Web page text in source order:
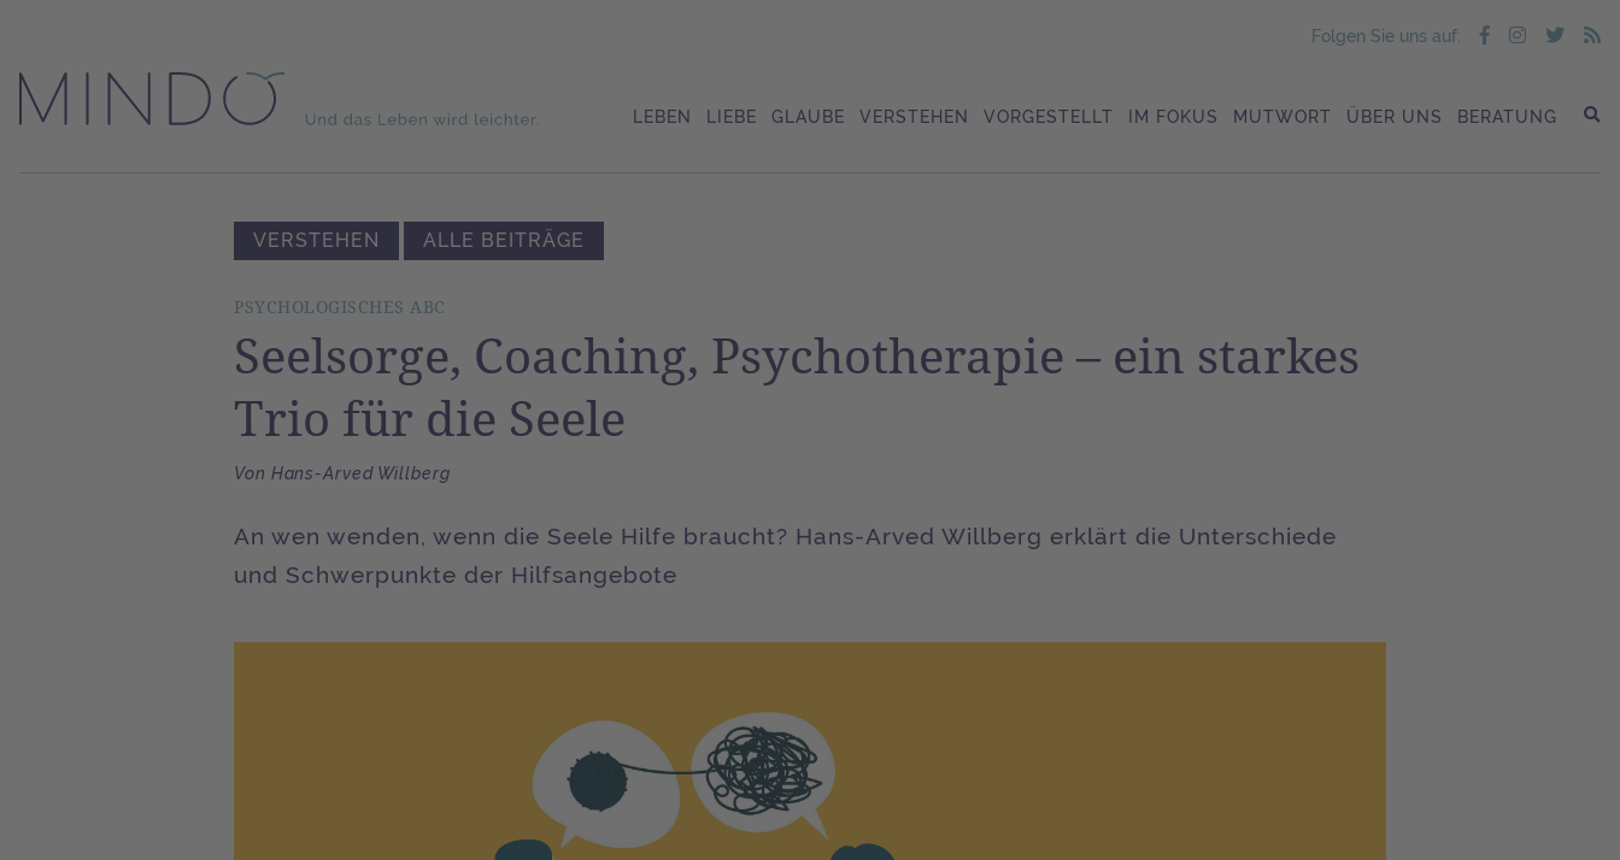
Folgen Sie uns auf:
LEBEN LIEBE GLAUBE VERSTEHEN VORGESTELLT IM FOKUS MUTWORT ÜBER UNS BERATUNG
VERSTEHEN ALLE BEITRÄGE
PSYCHOLOGISCHES ABC
Seelsorge, Coaching, Psychotherapie – ein starkes
Trio für die Seele
Von Hans-Arved Willberg
An wen wenden, wenn die Seele Hilfe braucht? Hans-Arved Willberg erklärt die Unterschiede
und Schwerpunkte der Hilfsangebote